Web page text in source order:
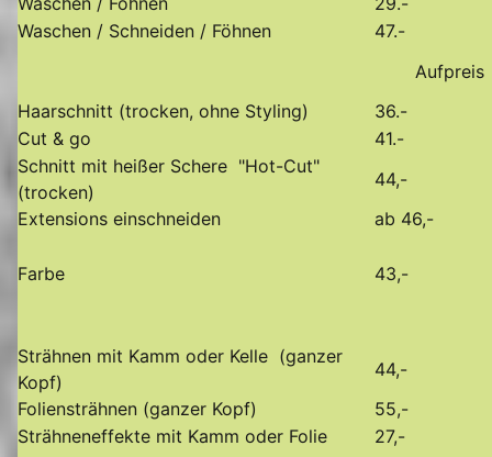
Waschen / Schneiden / Föhnen
47.-
Haarschnitt (trocken, ohne Styling)
36.-
Cut & go
41.-
Schnitt mit heißer Schere "Hot-Cut"
(trocken)
44,-
Extensions einschneiden
ab 46,-
Farbe 43,-
Strähnen mit Kamm oder Kelle (ganzer
Kopf)
44,-
Foliensträhnen (ganzer Kopf)
55,-
Strähneneffekte mit Kamm oder Folie
27,-